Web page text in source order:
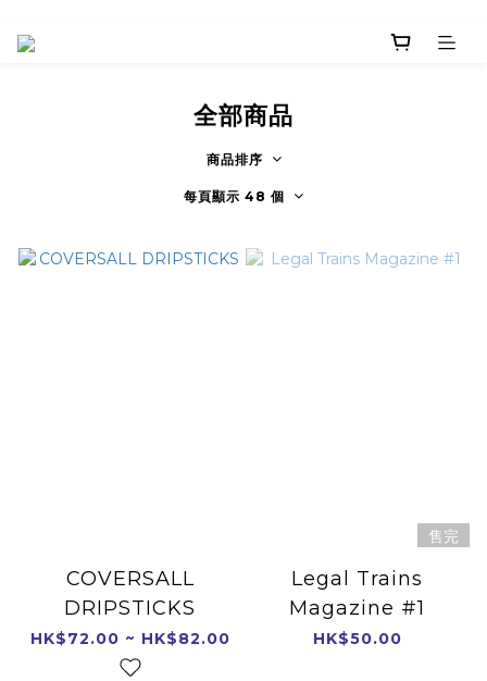
全部商品
商品排序
每頁顯示 48 個
COVERSALL
DRIPSTICKS
HK$72.00 ~ HK$82.00
售完
Legal Trains
Magazine #1
HK$50.00